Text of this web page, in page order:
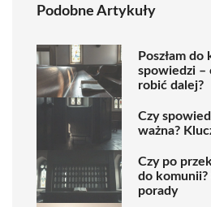
Podobne Artykuły
Poszłam
spowiedzi –
robić dalej?
Czy
ważna?
Czy po
do
porady